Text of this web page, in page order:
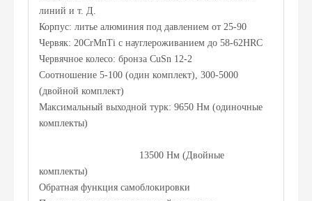
линий и т. Д.
Корпус: литье алюминия под давлением от 25-90
Червяк: 20CrMnTi с науглероживанием до 58-62HRC
Червячное колесо: бронза CuSn 12-2
Соотношение 5-100 (один комплект), 300-5000
(двойной комплект)
Максимальный выходной турк: 9650 Нм (одиночные
комплекты)
13500 Нм (Двойные
комплекты)
Обратная функция самоблокировки